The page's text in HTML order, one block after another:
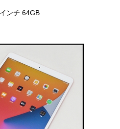
ンチ 64GB